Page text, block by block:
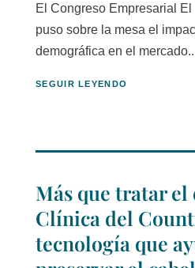
El Congreso Empresarial
puso sobre la mesa el
demográfica en el
SEGUIR LEYENDO
Más que tratar el
Clínica del
tecnología que